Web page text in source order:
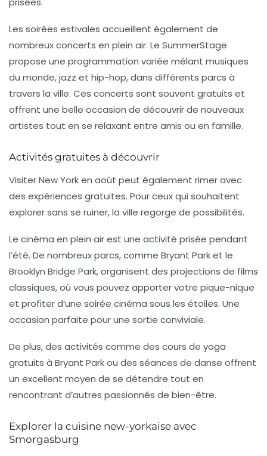
Les soirées estivales accueillent également de
nombreux concerts en plein air. Le SummerStage
propose une programmation variée mêlant musiques
du monde, jazz et hip-hop, dans différents parcs à
travers la ville. Ces concerts sont souvent gratuits et
offrent une belle occasion de découvrir de nouveaux
artistes tout en se relaxant entre amis ou en famille.
Activités gratuites à découvrir
Visiter New York en août peut également rimer avec
des expériences gratuites. Pour ceux qui souhaitent
explorer sans se ruiner, la ville regorge de possibilités.
Le cinéma en plein air est une activité prisée pendant
l’été. De nombreux parcs, comme Bryant Park et le
Brooklyn Bridge Park, organisent des projections de films
classiques, où vous pouvez apporter votre pique-nique
et profiter d’une soirée cinéma sous les étoiles. Une
occasion parfaite pour une sortie conviviale.
De plus, des activités comme des cours de yoga
gratuits à Bryant Park ou des séances de danse offrent
un excellent moyen de se détendre tout en
rencontrant d’autres passionnés de bien-être.
Explorer la cuisine new-yorkaise avec
Smorgasburg